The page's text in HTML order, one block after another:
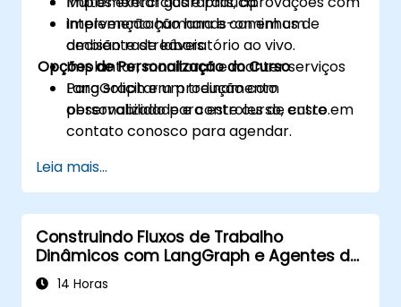
intervenção humana e caminhos de
decisão rastreáveis.
Implantar, monitorar e manter serviços
LangGraph em produção com
observabilidade e controles de custo.
Implementação hands-on em um
ambiente de laboratório ao vivo.
Opções de Personalização do Curso
Para solicitar um treinamento
personalizado para este curso, entre em
contato conosco para agendar.
Leia mais...
Construindo Fluxos de Trabalho
Dinâmicos com LangGraph e Agentes de
LLM14 Horas